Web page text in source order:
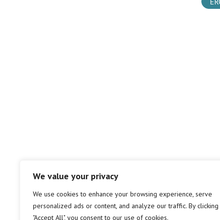
We value your privacy
We use cookies to enhance your browsing experience, serve
personalized ads or content, and analyze our traffic. By clicking
"Accept All", you consent to our use of cookies.